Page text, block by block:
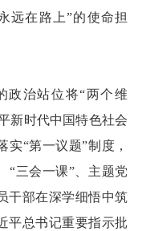
远在路上”的使命担
治站位将“两个维
新时代中国特色社会
“第一议题”制度，
“三会一课”、主题党
干部在深学细悟中筑
平总书记重要指示批